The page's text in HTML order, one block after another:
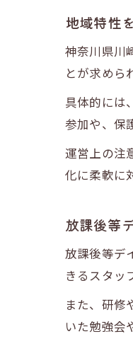
地域特性
神奈川県川
とが求めら
具体的には
参加や、保
運営上の注
化に柔軟に
放課後等
放課後等デ
きるスタッ
また、研修
いた勉強会